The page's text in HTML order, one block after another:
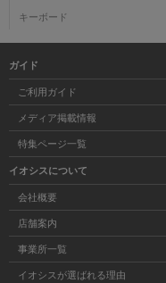
キーボード
ガイド
ご利用ガイド
メディア掲載情報
特集ページ一覧
イオシスについて
会社概要
店舗案内
事業所一覧
イオシスが選ばれる理由